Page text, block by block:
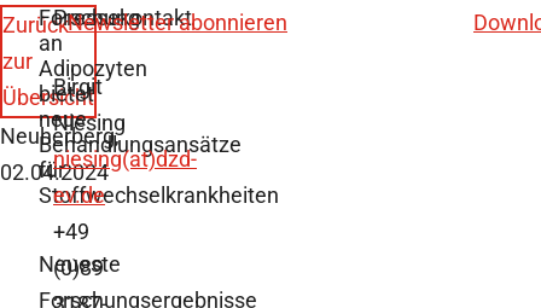
Zurück
zur
Übersicht
Neuherberg,
02.04.2024
Forschung
an
Adipozyten
bietet
neue
Behandlungsansätze
für
Stoffwechselkrankheiten
Neueste
Forschungsergebnisse
Pressekontakt
Birgit
Niesing
niesing(at)dzd-
ev.de
+49
(0)89
Newsletter abonnieren